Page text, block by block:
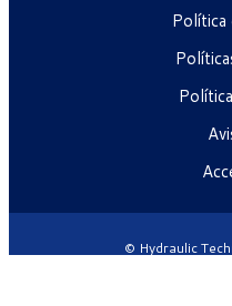
Política
© Hydraulic